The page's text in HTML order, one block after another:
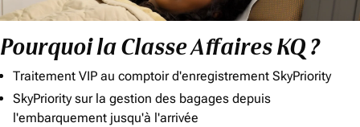
Pourquoi la Classe Affaires KQ ?
Traitement VIP au comptoir d'enregistrement SkyPriority
SkyPriority sur la gestion des bagages depuis
l'embarquement jusqu'à l'arrivée